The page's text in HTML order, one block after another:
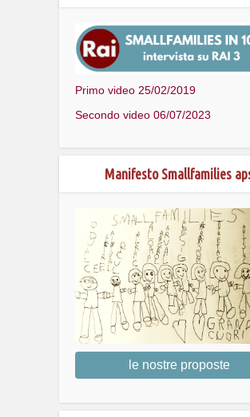
Primo video 25/02/2019
Secondo video 06/07/2023
Manifesto Smallfamilies
le nostre proposte